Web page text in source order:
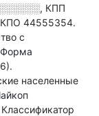
, КПП
44555354.
с
Форма
населенные
Классификатор